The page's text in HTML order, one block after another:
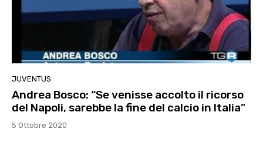
JUVENTUS
Andrea Bosco: “Se venisse accolto il ricorso
del Napoli, sarebbe la fine del calcio in Italia”
5 Ottobre 2020